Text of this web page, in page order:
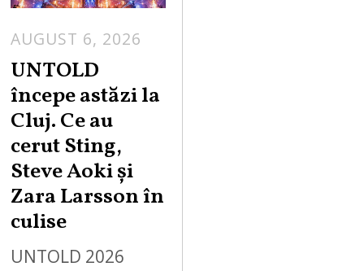
AUGUST 6, 2026
UNTOLD
începe astăzi la
Cluj. Ce au
cerut Sting,
Steve Aoki și
Zara Larsson în
culise
UNTOLD 2026